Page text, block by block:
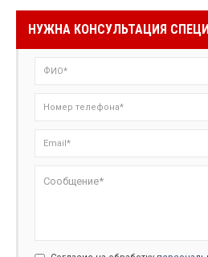
НУЖНА КОНСУЛЬТАЦИЯ